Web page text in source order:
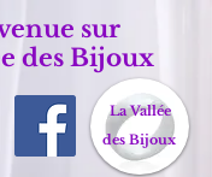
sur
des Bijoux
La Vallée
des Bijoux